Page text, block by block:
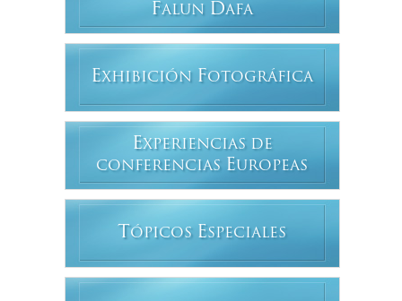
FALUN DAFA
EXHIBICIÓN FOTOGRÁFICA
EXPERIENCIAS DE
CONFERENCIAS EUROPEAS
T ÓPICOS ESPECIALES